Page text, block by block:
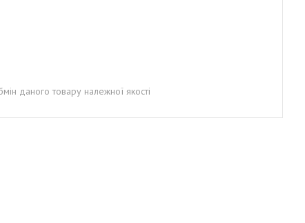
даного товару належної якості